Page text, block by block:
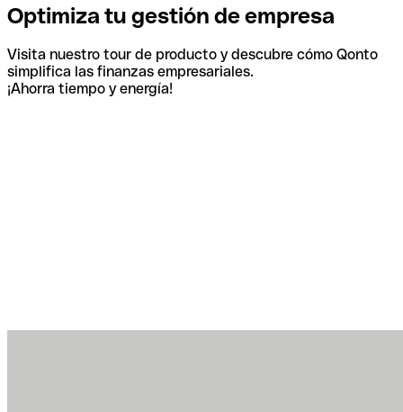
Optimiza tu gestión de empresa
Visita nuestro tour de producto y descubre cómo Qonto
simplifica las finanzas empresariales.
¡Ahorra tiempo y energía!